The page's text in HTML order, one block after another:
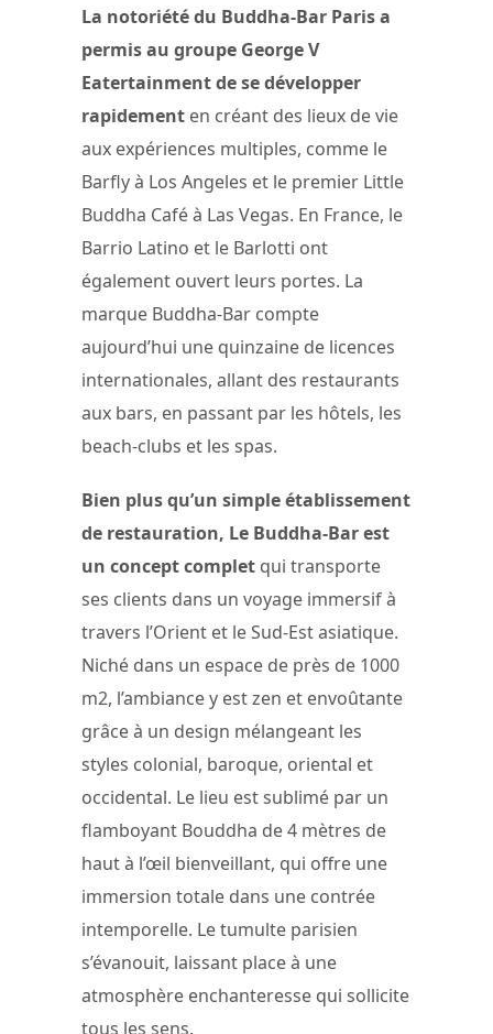
La notoriété du Buddha-Bar Paris a
permis au groupe George V
Eatertainment de se développer
rapidement en créant des lieux de vie
aux expériences multiples, comme le
Barfly à Los Angeles et le premier Little
Buddha Café à Las Vegas. En France, le
Barrio Latino et le Barlotti ont
également ouvert leurs portes. La
marque Buddha-Bar compte
aujourd’hui une quinzaine de licences
internationales, allant des restaurants
aux bars, en passant par les hôtels, les
beach-clubs et les spas.
Bien plus qu’un simple établissement
de restauration, Le Buddha-Bar est
un concept complet qui transporte
ses clients dans un voyage immersif à
travers l’Orient et le Sud-Est asiatique.
Niché dans un espace de près de 1000
m2, l’ambiance y est zen et envoûtante
grâce à un design mélangeant les
styles colonial, baroque, oriental et
occidental. Le lieu est sublimé par un
flamboyant Bouddha de 4 mètres de
haut à l’œil bienveillant, qui offre une
immersion totale dans une contrée
intemporelle. Le tumulte parisien
s’évanouit, laissant place à une
atmosphère enchanteresse qui sollicite
tous les sens.